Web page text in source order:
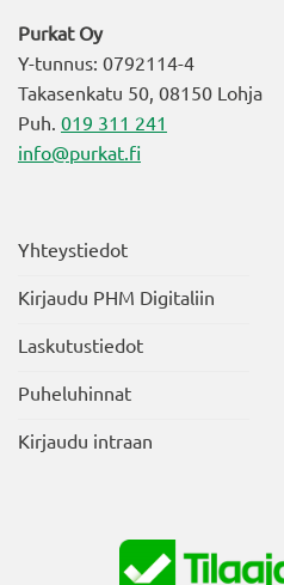
Purkat Oy
Y-tunnus: 0792114-4
Takasenkatu 50, 08150 Lohja
Puh. 019 311 241
info@purkat.fi
Yhteystiedot
Kirjaudu PHM Digitaliin
Laskutustiedot
Puheluhinnat
Kirjaudu intraan